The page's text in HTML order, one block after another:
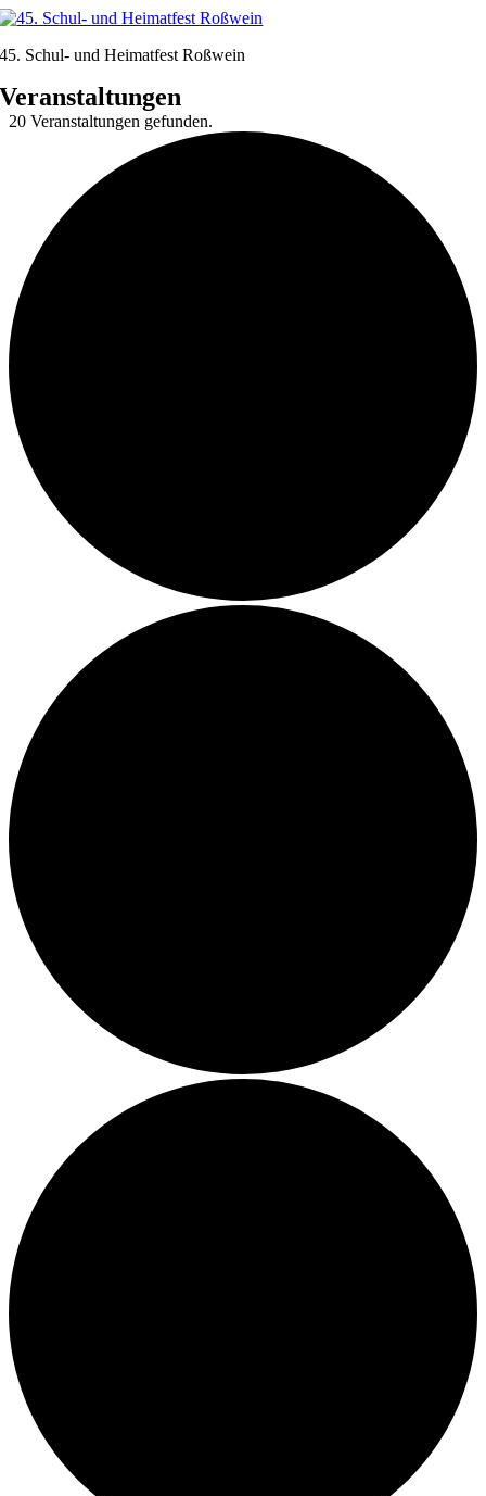
Zum
springen
45. Schul- und Heimatfest Roßwein
Veranstaltungen
20 Veranstaltungen gefunden.